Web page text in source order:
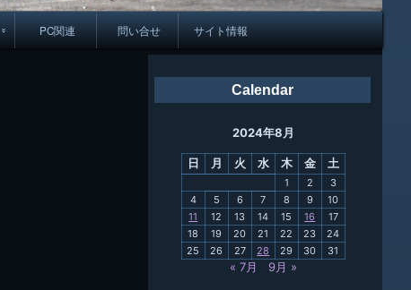
PC関連 問い合せ サイト情報
Calendar
2024年8月
日 月 火 水 木 金 土
1 2
3
4
5 6 7 8 9
10
11
12 13 14 15 16
17
18
19 20 21 22 23
24
25
26 27 28 29 30 31
« 7月 9月 »